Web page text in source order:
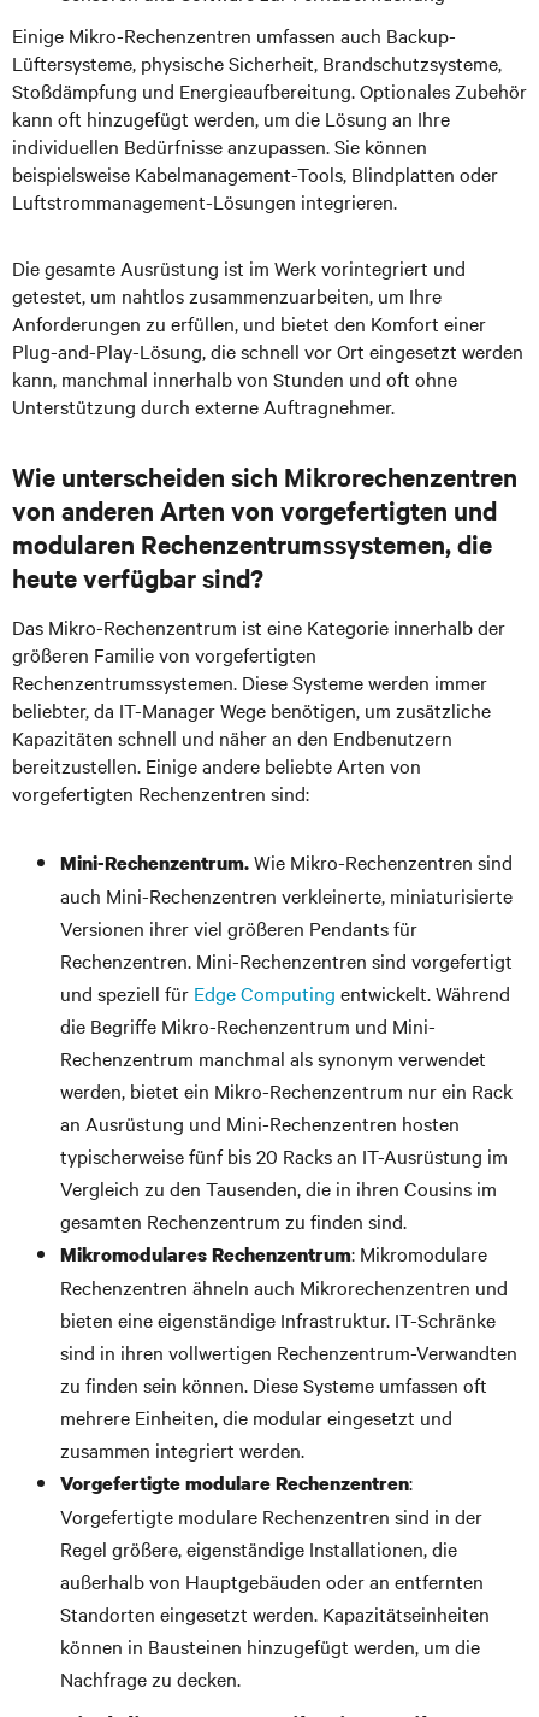
Einige Mikro-Rechenzentren umfassen auch Backup-
Lüftersysteme, physische Sicherheit, Brandschutzsysteme,
Stoßdämpfung und Energieaufbereitung. Optionales Zubehör
kann oft hinzugefügt werden, um die Lösung an Ihre
individuellen Bedürfnisse anzupassen. Sie können
beispielsweise Kabelmanagement-Tools, Blindplatten oder
Luftstrommanagement-Lösungen integrieren.
Die gesamte Ausrüstung ist im Werk vorintegriert und
getestet, um nahtlos zusammenzuarbeiten, um Ihre
Anforderungen zu erfüllen, und bietet den Komfort einer
Plug-and-Play-Lösung, die schnell vor Ort eingesetzt werden
kann, manchmal innerhalb von Stunden und oft ohne
Unterstützung durch externe Auftragnehmer.
Wie unterscheiden sich Mikrorechenzentren
von anderen Arten von vorgefertigten und
modularen Rechenzentrumssystemen, die
heute verfügbar sind?
Das Mikro-Rechenzentrum ist eine Kategorie innerhalb der
größeren Familie von vorgefertigten
Rechenzentrumssystemen. Diese Systeme werden immer
beliebter, da IT-Manager Wege benötigen, um zusätzliche
Kapazitäten schnell und näher an den Endbenutzern
bereitzustellen. Einige andere beliebte Arten von
vorgefertigten Rechenzentren sind:
Mini-Rechenzentrum.Wie Mikro-Rechenzentren sind
auch Mini-Rechenzentren verkleinerte, miniaturisierte
Versionen ihrer viel größeren Pendants für
Rechenzentren. Mini-Rechenzentren sind vorgefertigt
und speziell für Edge Computing entwickelt. Während
die Begriffe Mikro-Rechenzentrum und Mini-
Rechenzentrum manchmal als synonym verwendet
werden, bietet ein Mikro-Rechenzentrum nur ein Rack
an Ausrüstung und Mini-Rechenzentren hosten
typischerweise fünf bis 20 Racks an IT-Ausrüstung im
Vergleich zu den Tausenden, die in ihren Cousins im
gesamten Rechenzentrum zu finden sind.
Mikromodulares Rechenzentrum: Mikromodulare
Rechenzentren ähneln auch Mikrorechenzentren und
bieten eine eigenständige Infrastruktur. IT-Schränke
sind in ihren vollwertigen Rechenzentrum-Verwandten
zu finden sein können. Diese Systeme umfassen oft
mehrere Einheiten, die modular eingesetzt und
zusammen integriert werden.
Vorgefertigte modulare Rechenzentren:
Vorgefertigte modulare Rechenzentren sind in der
Regel größere, eigenständige Installationen, die
außerhalb von Hauptgebäuden oder an entfernten
Standorten eingesetzt werden. Kapazitätseinheiten
können in Bausteinen hinzugefügt werden, um die
Nachfrage zu decken.